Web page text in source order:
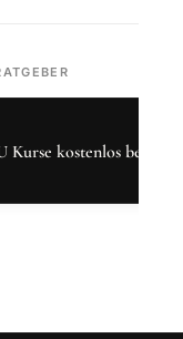
kostenlos bei